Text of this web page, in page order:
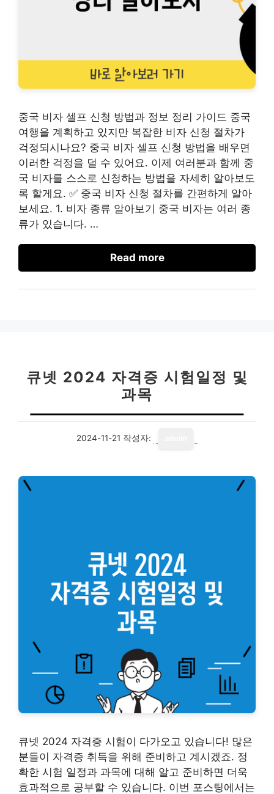
중국 비자 셀프 신청 방법과 정보 정리 가이드 중국
여행을 계획하고 있지만 복잡한 비자 신청 절차가
걱정되시나요? 중국 비자 셀프 신청 방법을 배우면
이러한 걱정을 덜 수 있어요. 이제 여러분과 함께 중
국 비자를 스스로 신청하는 방법을 자세히 알아보도
록 할게요. ✅ 중국 비자 신청 절차를 간편하게 알아
보세요. 1. 비자 종류 알아보기 중국 비자는 여러 종
류가 있습니다. …
Read more
큐넷 2024 자격증 시험일정 및
과목
2024-11-21 작성자:
큐넷 2024 자격증 시험이 다가오고 있습니다! 많은
분들이 자격증 취득을 위해 준비하고 계시겠죠. 정
확한 시험 일정과 과목에 대해 알고 준비하면 더욱
효과적으로 공부할 수 있습니다. 이번 포스팅에서는